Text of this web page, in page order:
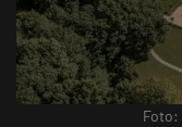
Foto: